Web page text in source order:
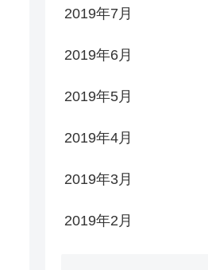
2019年7月
2019年6月
2019年5月
2019年4月
2019年3月
2019年2月